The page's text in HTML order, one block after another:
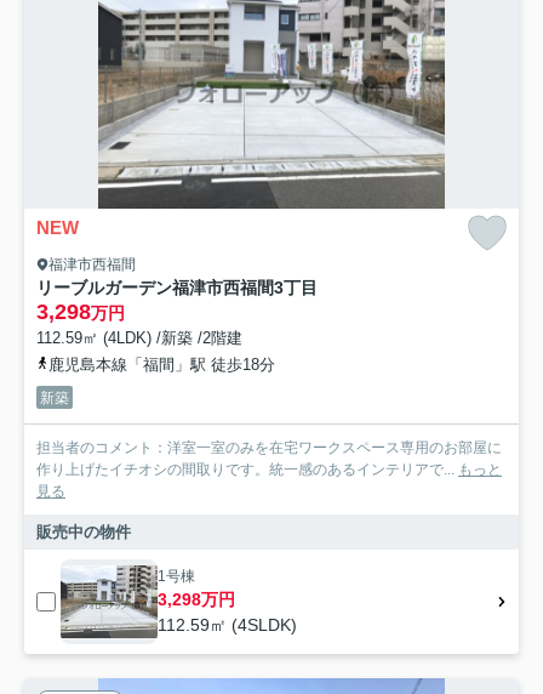
NEW
福津市西福間
リーブルガーデン福津市西福間3丁目
3,298万円
112.59㎡ (4LDK) /新築 /2階建
鹿児島本線「福間」駅 徒歩18分
新築
担当者のコメント：洋室一室のみを在宅ワークスペース専用のお部屋に
作り上げたイチオシの間取りです。統一感のあるインテリアで... もっと
見る
販売中の物件
1号棟
3,298万円
112.59㎡ (4SLDK)